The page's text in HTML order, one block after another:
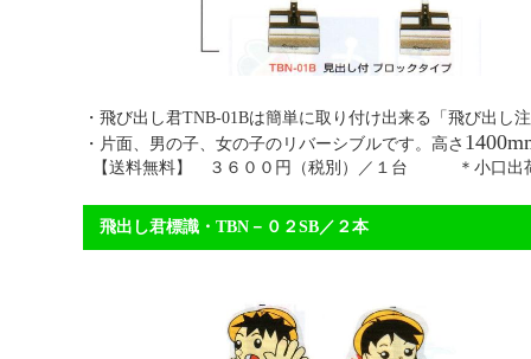
・飛び出し君TNB-01Bは簡単に取り付け出来る「飛
・片面、男の子、女の子のリバーシブルです。高さ
【送料無料】 ３６００円（税別）／１台 ＊小口出
飛出し君標識・TBN－０